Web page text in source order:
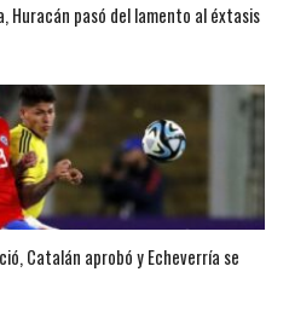
Huracán pasó del lamento al éxtasis
Catalán aprobó y Echeverría se